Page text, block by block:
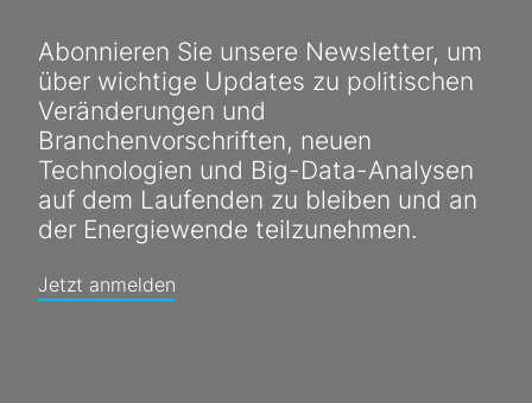
Abonnieren Sie unsere Newsletter, um
über wichtige Updates zu politischen
Veränderungen und
Branchenvorschriften, neuen
Technologien und Big-Data-Analysen
auf dem Laufenden zu bleiben und an
der Energiewende teilzunehmen.
Jetzt anmelden